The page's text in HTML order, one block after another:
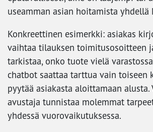
useamman asian hoitamista yhdellä
Konkreettinen esimerkki: asiakas
vaihtaa tilauksen toimitusosoitteen
tarkistaa, onko tuote vielä
chatbot saattaa tarttua vain toiseen
pyytää asiakasta aloittamaan alusta.
avustaja tunnistaa molemmat
yhdessä vuorovaikutuksessa.